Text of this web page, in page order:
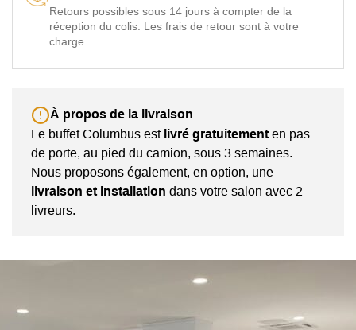
Retours possibles sous 14 jours à compter de la
réception du colis. Les frais de retour sont à votre
charge.
À propos de la livraison
Le buffet Columbus est livré gratuitementen pas
de porte, au pied du camion, sous 3 semaines.
Nous proposons également, en option, une
livraison et installation dans votre salon avec 2
livreurs.